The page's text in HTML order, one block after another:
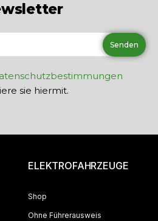
sie hiermit.
ELEKTROFAHRZEUGE
Shop
Ohne Führerausweis